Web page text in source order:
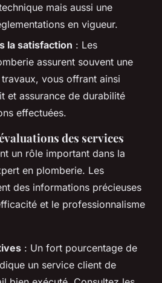
mais aussi une
en vigueur.
la satisfaction : Les
assurent souvent une
vous offrant ainsi
et assurance de durabilité
effectuées.
des services
un rôle important dans la
en plomberie. Les
des informations précieuses
et le professionnalisme
: Un fort pourcentage de
un service client de